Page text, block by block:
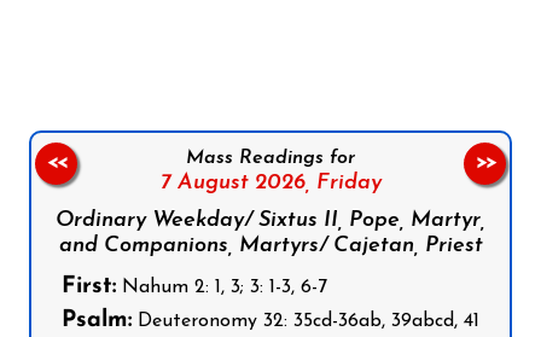
Mass Readings for
7 August 2026, Friday
Ordinary Weekday/ Sixtus II, Pope, Martyr,
and Companions, Martyrs/ Cajetan, Priest
First: Nahum 2: 1, 3; 3: 1-3, 6-7
Psalm: Deuteronomy 32: 35cd-36ab, 39abcd, 41
<< >>